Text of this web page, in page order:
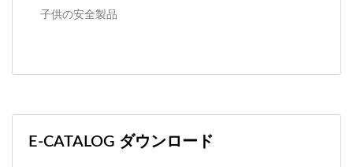
子供の安全製品
E-CATALOG ダウンロード